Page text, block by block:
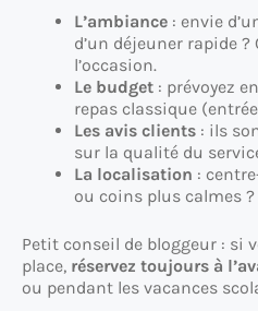
L’ambiance : envie
d’un déjeuner rapide
l’occasion.
Le budget : prévoyez
repas classique
Les avis clients : ils
sur la qualité du
La localisation :
ou coins plus calmes ?
Petit conseil de bloggeur : si
place, réservez toujours à
ou pendant les vacances